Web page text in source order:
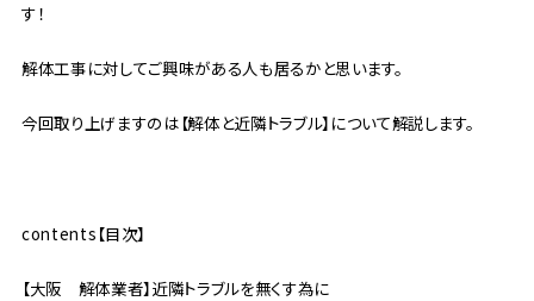
す！
解体工事に対してご興味がある人も居るかと思います。
今回取り上げますのは【解体と近隣トラブル】について解説します。
contents【目次】
【大阪 解体業者】近隣トラブルを無くす為に